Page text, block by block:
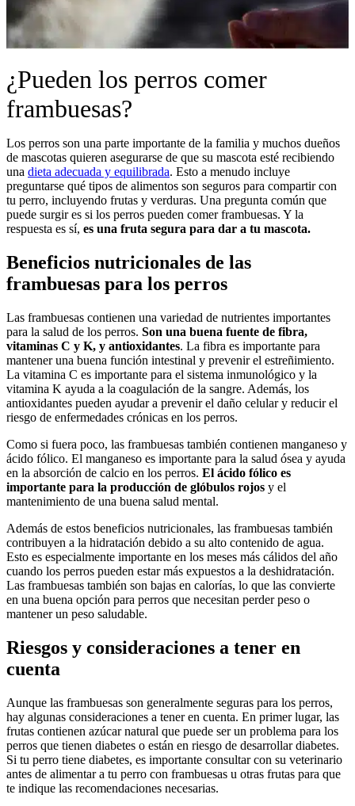
¿Pueden los perros comer
frambuesas?
Los perros son una parte importante de la familia y muchos dueños
de mascotas quieren asegurarse de que su mascota esté recibiendo
una dieta adecuada y equilibrada. Esto a menudo incluye
preguntarse qué tipos de alimentos son seguros para compartir con
tu perro, incluyendo frutas y verduras. Una pregunta común que
puede surgir es si los perros pueden comer frambuesas. Y la
respuesta es sí, es una fruta segura para dar a tu mascota.
Beneficios nutricionales de las
frambuesas para los perros
Las frambuesas contienen una variedad de nutrientes importantes
para la salud de los perros. Son una buena fuente de fibra,
vitaminas C y K, y antioxidantes. La fibra es importante para
mantener una buena función intestinal y prevenir el estreñimiento.
La vitamina C es importante para el sistema inmunológico y la
vitamina K ayuda a la coagulación de la sangre. Además, los
antioxidantes pueden ayudar a prevenir el daño celular y reducir el
riesgo de enfermedades crónicas en los perros.
Como si fuera poco, las frambuesas también contienen manganeso y
ácido fólico. El manganeso es importante para la salud ósea y ayuda
en la absorción de calcio en los perros. El ácido fólico es
importante para la producción de glóbulos rojos y el
mantenimiento de una buena salud mental.
Además de estos beneficios nutricionales, las frambuesas también
contribuyen a la hidratación debido a su alto contenido de agua.
Esto es especialmente importante en los meses más cálidos del año
cuando los perros pueden estar más expuestos a la deshidratación.
Las frambuesas también son bajas en calorías, lo que las convierte
en una buena opción para perros que necesitan perder peso o
mantener un peso saludable.
Riesgos y consideraciones a tener en
cuenta
Aunque las frambuesas son generalmente seguras para los perros,
hay algunas consideraciones a tener en cuenta. En primer lugar, las
frutas contienen azúcar natural que puede ser un problema para los
perros que tienen diabetes o están en riesgo de desarrollar diabetes.
Si tu perro tiene diabetes, es importante consultar con su veterinario
antes de alimentar a tu perro con frambuesas u otras frutas para que
te indique las recomendaciones necesarias.